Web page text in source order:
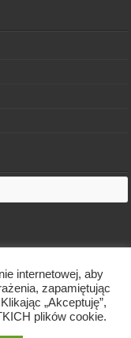
internetowej, aby
zapamiętując
„Akceptuję”,
plików cookie.